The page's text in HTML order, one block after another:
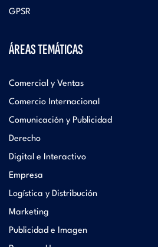
GPSR
ÁREAS TEMÁTICAS
Comercial y Ventas
Comercio Internacional
Comunicación y Publicidad
Derecho
Digital e Interactivo
Empresa
Logística y Distribución
Marketing
Publicidad e Imagen